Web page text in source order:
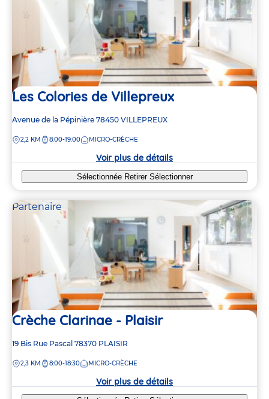
Les Colories de Villepreux
Adresse
la
Avenue de la Pépinière 78450 VILLEPREUX
DISTANCE
2,2 KM 8:00-19:00 MICRO-CRÈCHE
Voir plus de détails
Sélectionnée Retirer Sélectionner
Partenaire
Crèche Clarinae - Plaisir
Adresse
la
19 Bis Rue Pascal 78370 PLAISIR
DISTANCE
2,3 KM 8:00-18:30 MICRO-CRÈCHE
Voir plus de détails
7 2
7 2